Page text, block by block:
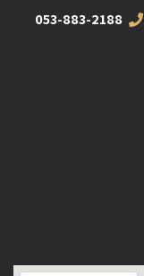
053-883-2188